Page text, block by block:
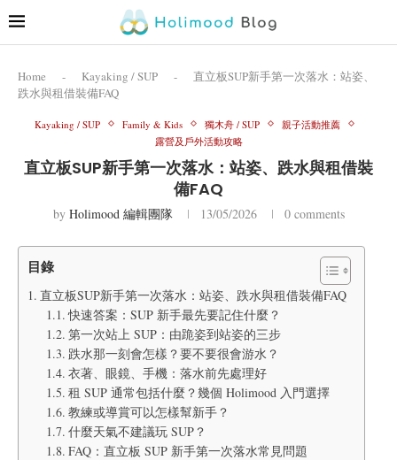
Home - Kayaking / SUP -
直立板SUP新手第一次落水：站姿、
跌水與租借裝備FAQ
Kayaking / SUP Family & Kids 獨木舟 / SUP
親子活動推薦
露營及戶外活動攻略
直立板SUP新手第一次落水：站姿、跌水與租借裝
備FAQ
by Holimood 編輯團隊 13/05/2026 0 comments
目錄
直立板SUP新手第一次落水：站姿、跌水與租借裝備FAQ
快速答案：SUP 新手最先要記住什麼？
第一次站上 SUP：由跪姿到站姿的三步
跌水那一刻會怎樣？要不要很會游水？
衣著、眼鏡、手機：落水前先處理好
租 SUP 通常包括什麼？幾個 Holimood 入門選擇
教練或導賞可以怎樣幫新手？
什麼天氣不建議玩 SUP？
FAQ：直立板 SUP 新手第一次落水常見問題